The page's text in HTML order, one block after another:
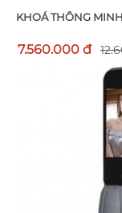
KHOÁ THÔNG
7.560.000 đ